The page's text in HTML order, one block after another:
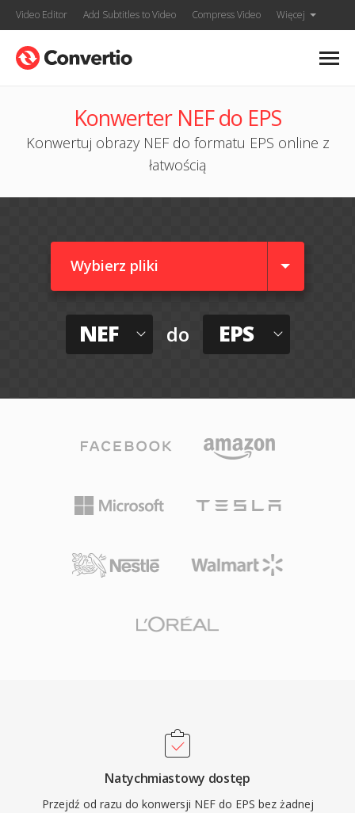
Video Editor Add Subtitles to Video Compress Video Więcej
Konwerter NEF do EPS
Konwertuj obrazy NEF do formatu EPS online z
łatwością
Wybierz pliki
NEF do EPS
Natychmiastowy dostęp
Przejdź od razu do konwersji NEF do EPS bez żadnej